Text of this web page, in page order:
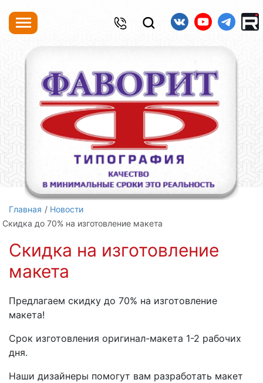
Главная
Новости
Скидка до 70% на изготовление макета
Скидка на изготовление
макета
Предлагаем скидку до 70% на изготовление
макета!
Срок изготовления оригинал-макета 1-2 рабочих
дня.
Наши дизайнеры помогут вам разработать макет